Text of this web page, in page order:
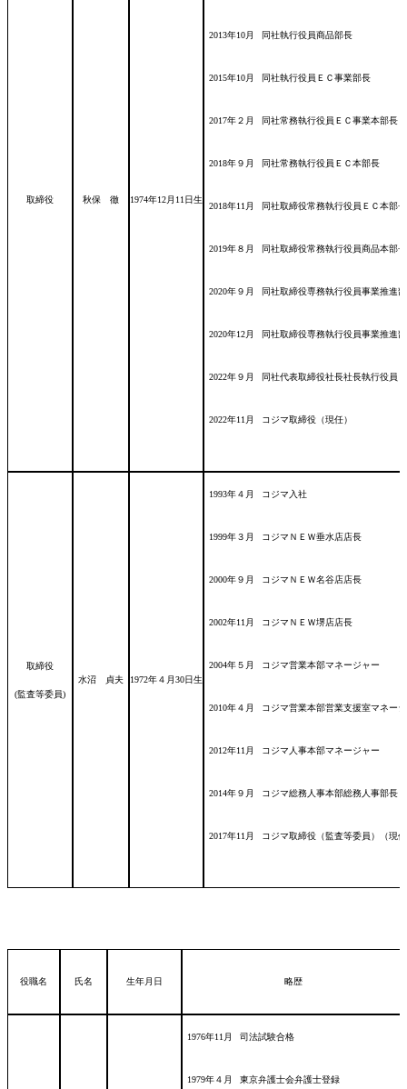
取締役 秋保 徹 1974年12月11日生
2013年10月 同社執行役員商品部長
2015年10月 同社執行役員ＥＣ事業部長
2017年２月 同社常務執行役員ＥＣ事業本部長
2018年９月 同社常務執行役員ＥＣ本部長
2018年11月 同社取締役常務執行役員ＥＣ本部長
2019年８月 同社取締役常務執行役員商品本部
2020年９月 同社取締役専務執行役員事業推進
2020年12月 同社取締役専務執行役員事業推進
2022年９月 同社代表取締役社長社長執行役員
2022年11月 コジマ取締役（現任）
取締役
(監査等委員)
水沼 貞夫 1972年４月30日生
1993年４月 コジマ入社
1999年３月 コジマＮＥＷ垂水店店長
2000年９月 コジマＮＥＷ名谷店店長
2002年11月 コジマＮＥＷ堺店店長
2004年５月 コジマ営業本部マネージャー
2010年４月 コジマ営業本部営業支援室マネー
2012年11月 コジマ人事本部マネージャー
2014年９月 コジマ総務人事本部総務人事部長
2017年11月 コジマ取締役（監査等委員）（現
役職名 氏名 生年月日 略歴
1976年11月 司法試験合格
1979年４月 東京弁護士会弁護士登録